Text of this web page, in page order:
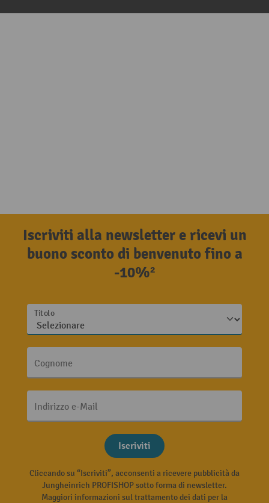
Iscriviti alla newsletter e ricevi un
buono sconto di benvenuto fino a
-10%²
Titolo
Cognome
Indirizzo e-Mail
Iscriviti
Cliccando su “Iscriviti”, acconsenti a ricevere pubblicità da
Jungheinrich PROFISHOP sotto forma di newsletter.
Maggiori informazioni sul trattamento dei dati per la